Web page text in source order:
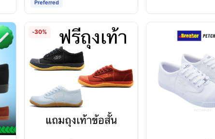
Preferred
-30%